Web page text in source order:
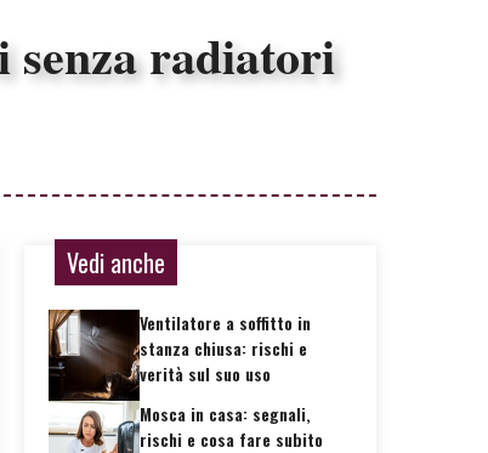
senza radiatori
Vedi anche
Ventilatore a soffitto in
stanza chiusa: rischi e
verità sul suo uso
Mosca in casa: segnali,
rischi e cosa fare subito